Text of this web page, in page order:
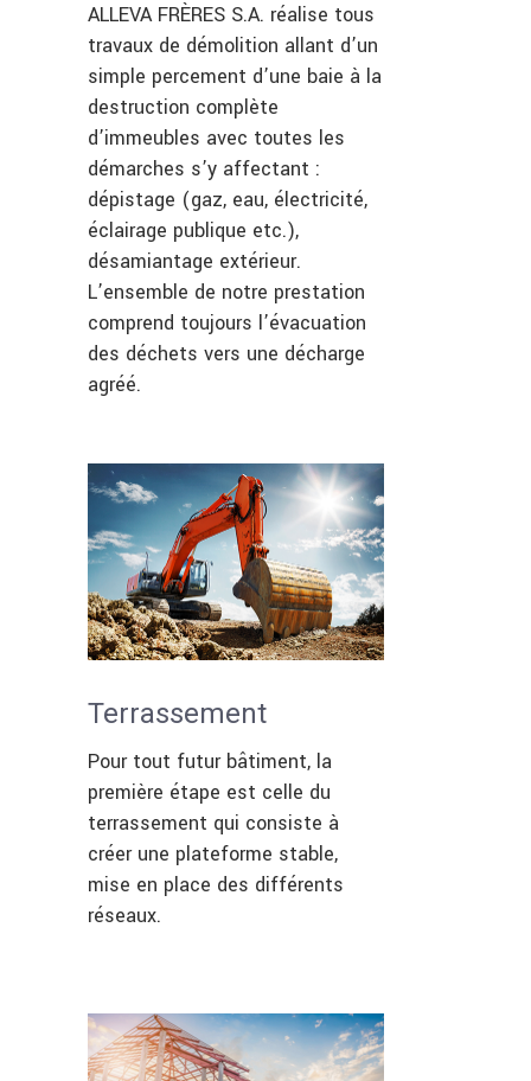
ALLEVA FRÈRES S.A. réalise tous
travaux de démolition allant d’un
simple percement d’une baie à la
destruction complète
d’immeubles avec toutes les
démarches s’y affectant :
dépistage (gaz, eau, électricité,
éclairage publique etc.),
désamiantage extérieur.
L’ensemble de notre prestation
comprend toujours l’évacuation
des déchets vers une décharge
agréé.
Terrassement
Pour tout futur bâtiment, la
première étape est celle du
terrassement qui consiste à
créer une plateforme stable,
mise en place des différents
réseaux.